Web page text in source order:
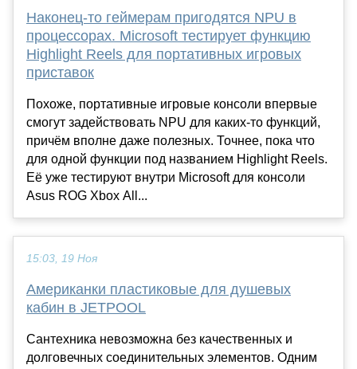
Наконец-то геймерам пригодятся NPU в
процессорах. Microsoft тестирует функцию
Highlight Reels для портативных игровых
приставок
Похоже, портативные игровые консоли впервые
смогут задействовать NPU для каких-то функций,
причём вполне даже полезных. Точнее, пока что
для одной функции под названием Highlight Reels.
Её уже тестируют внутри Microsoft для консоли
Asus ROG Xbox All...
15:03, 19 Ноя
Американки пластиковые для душевых
кабин в JETPOOL
Сантехника невозможна без качественных и
долговечных соединительных элементов. Одним